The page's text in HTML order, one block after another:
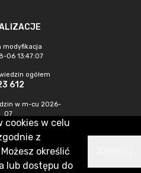
modyfikacja
06 13:47:07
ogółem
612
w m-cu 2026-
07
272
cookies w celu
z
Możesz określić
lub dostępu do